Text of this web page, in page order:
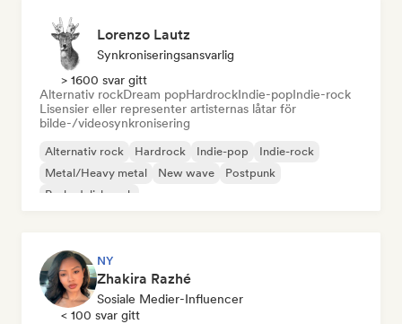
Lorenzo Lautz
Synkroniseringsansvarlig
> 1600 svar gitt
Alternativ rockDream popHardrockIndie-popIndie-rock
Lisensier eller representer artisternas låtar för
bilde-/videosynkronisering
Alternativ rock Hardrock Indie-pop
Indie-rock
Metal/Heavy metal
New wave
Postpunk
Psykedelisk rock
NY
Zhakira Razhé
Sosiale Medier-Influencer
< 100 svar gitt